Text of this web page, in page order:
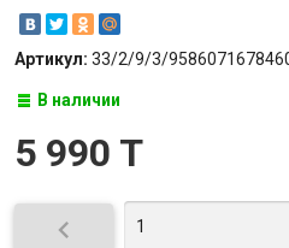
Артикул: 33/2/9/3/
В наличии
5 990 T
